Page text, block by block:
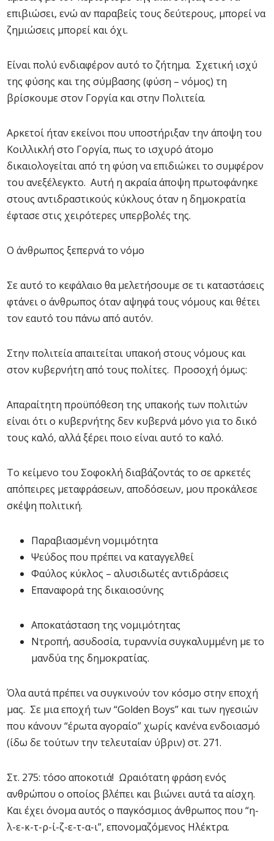
επιβιώσει, ενώ αν παραβείς τους δεύτερους, μπορεί να
ζημιώσεις μπορεί και όχι.
Είναι πολύ ενδιαφέρον αυτό το ζήτημα. Σχετική ισχύ
της φύσης και της σύμβασης (φύση – νόμος) τη
βρίσκουμε στον Γοργία και στην Πολιτεία.
Αρκετοί ήταν εκείνοι που υποστήριξαν την άποψη του
Κοιλλικλή στο Γοργία, πως το ισχυρό άτομο
δικαιολογείται από τη φύση να επιδιώκει το συμφέρον
του ανεξέλεγκτο. Αυτή η ακραία άποψη πρωτοφάνηκε
στους αντιδραστικούς κύκλους όταν η δημοκρατία
έφτασε στις χειρότερες υπερβολές της.
Ο άνθρωπος ξεπερνά το νόμο
Σε αυτό το κεφάλαιο θα μελετήσουμε σε τι καταστάσεις
φτάνει ο άνθρωπος όταν αψηφά τους νόμους και θέτει
τον εαυτό του πάνω από αυτόν.
Στην πολιτεία απαιτείται υπακοή στους νόμους και
στον κυβερνήτη από τους πολίτες. Προσοχή όμως:
Απαραίτητη προϋπόθεση της υπακοής των πολιτών
είναι ότι ο κυβερνήτης δεν κυβερνά μόνο για το δικό
τους καλό, αλλά ξέρει ποιο είναι αυτό το καλό.
Το κείμενο του Σοφοκλή διαβάζοντάς το σε αρκετές
απόπειρες μεταφράσεων, αποδόσεων, μου προκάλεσε
σκέψη πολιτική.
Παραβιασμένη νομιμότητα
Ψεύδος που πρέπει να καταγγελθεί
Φαύλος κύκλος – αλυσιδωτές αντιδράσεις
Επαναφορά της δικαιοσύνης
Αποκατάσταση της νομιμότητας
Ντροπή, ασυδοσία, τυραννία συγκαλυμμένη με το
μανδύα της δημοκρατίας.
Όλα αυτά πρέπει να συγκινούν τον κόσμο στην εποχή
μας. Σε μια εποχή των “Golden Boys” και των ηγεσιών
που κάνουν “έρωτα αγοραίο” χωρίς κανένα ενδοιασμό
(ίδω δε τούτων την τελευταίαν ύβριν) στ. 271.
Στ. 275: τόσο αποκοτιά! Ωραιότατη φράση ενός
ανθρώπου ο οποίος βλέπει και βιώνει αυτά τα αίσχη.
Και έχει όνομα αυτός ο παγκόσμιος άνθρωπος που “η-
λ-ε-κ-τ-ρ-ί-ζ-ε-τ-α-ι”, επονομαζόμενος Ηλέκτρα.